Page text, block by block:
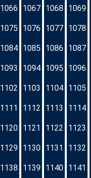
1066 1067 1068 1069
1075 1076 1077 1078
1084 1085 1086 1087
1093 1094 1095 1096
1102 1103 1104 1105
1111 1112 1113 1114
1120 1121 1122 1123
1129 1130 1131 1132
1138 1139 1140 1141